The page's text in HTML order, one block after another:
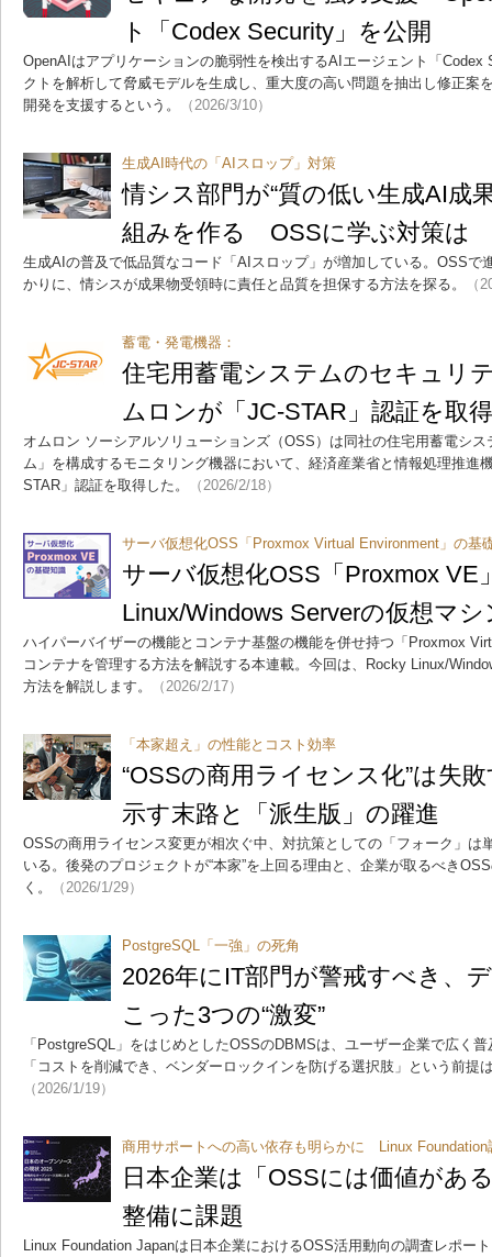
ト「Codex Security」を公開
OpenAIはアプリケーションの脆弱性を検出するAIエージェント「Codex
クトを解析して脅威モデルを生成し、重大度の高い問題を抽出し修正案
開発を支援するという。
（2026/3/10）
生成AI時代の「AIスロップ」対策
情シス部門が“質の低い生成AI成
組みを作る OSSに学ぶ対策は
生成AIの普及で低品質なコード「AIスロップ」が増加している。OSSで
かりに、情シスが成果物受領時に責任と品質を担保する方法を探る。
（
蓄電・発電機器：
住宅用蓄電システムのセキュリ
ムロンが「JC-STAR」認証を取得
オムロン ソーシアルソリューションズ（OSS）は同社の住宅用蓄電シ
ム」を構成するモニタリング機器において、経済産業省と情報処理推進
STAR」認証を取得した。
（2026/2/18）
サーバ仮想化OSS「Proxmox Virtual Environment」の基
サーバ仮想化OSS「Proxmox VE
Linux/Windows Serverの仮想マ
ハイパーバイザーの機能とコンテナ基盤の機能を併せ持つ「Proxmox
コンテナを管理する方法を解説する本連載。今回は、Rocky Linux/
方法を解説します。
（2026/2/17）
「本家超え」の性能とコスト効率
“OSSの商用ライセンス化”は失
示す末路と「派生版」の躍進
OSSの商用ライセンス変更が相次ぐ中、対抗策としての「フォーク」は
いる。後発のプロジェクトが“本家”を上回る理由と、企業が取るべき
く。
（2026/1/29）
PostgreSQL「一強」の死角
2026年にIT部門が警戒すべき、
こった3つの“激変”
「PostgreSQL」をはじめとしたOSSのDBMSは、ユーザー企業で広く
「コストを削減でき、ベンダーロックインを防げる選択肢」という前提
（2026/1/19）
商用サポートへの高い依存も明らかに Linux Foundation
日本企業は「OSSには価値があ
整備に課題
Linux Foundation Japanは日本企業におけるOSS活用動向の調査レポー